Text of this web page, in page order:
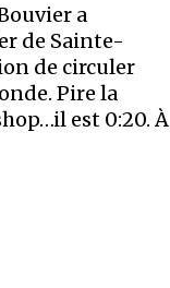
a
de Sainte-
de circuler
Pire la
est 0:20. À